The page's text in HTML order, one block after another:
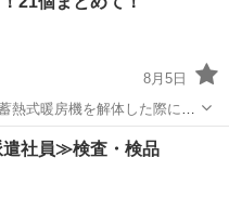
8月5日
すので、まとめて引き取って
です
耐火レンガ
社員≫検査・検品